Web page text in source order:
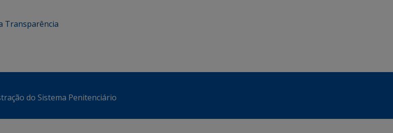
Transparência
do Sistema Penitenciário